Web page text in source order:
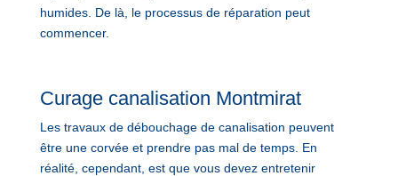
humides. De là, le processus de réparation peut
commencer.
Curage canalisation Montmirat
Les travaux de débouchage de canalisation peuvent
être une corvée et prendre pas mal de temps. En
réalité, cependant, est que vous devez entretenir